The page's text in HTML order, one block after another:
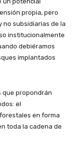
propia, pero
no subsidiarias de la
institucionalmente
debiéramos
implantados
que propondrán
el
en forma
toda la cadena de